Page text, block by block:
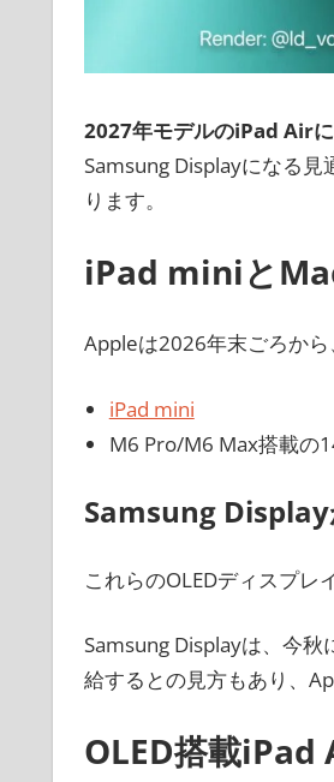
2027年モデルのiPad Air
Samsung Displayになる
ります。
iPad miniと
Appleは2026年末ごろから
iPad mini
M6 Pro/M6 Max搭載の
Samsung Display
これらのOLEDディスプレ
Samsung Displayは、今
給するとの見方もあり、
OLED搭載iPad